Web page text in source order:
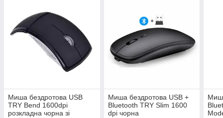
Миша бездротова USB
TRY Bend 1600dpi
розкладна чорна зі
Миша бездротова USB +
Bluetooth TRY Slim 1600
dpi чорна